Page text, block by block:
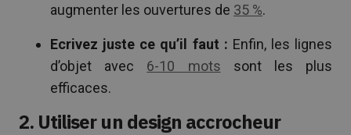
augmenter les ouvertures de 35 %.
Ecrivez juste ce qu’il faut : Enfin, les lignes
d’objet avec 6-10 mots sont les plus
efficaces.
2. Utiliser un design accrocheur